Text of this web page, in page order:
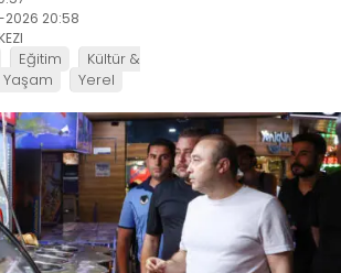
20:58
Eğitim
Kültür &
Yaşam Yerel